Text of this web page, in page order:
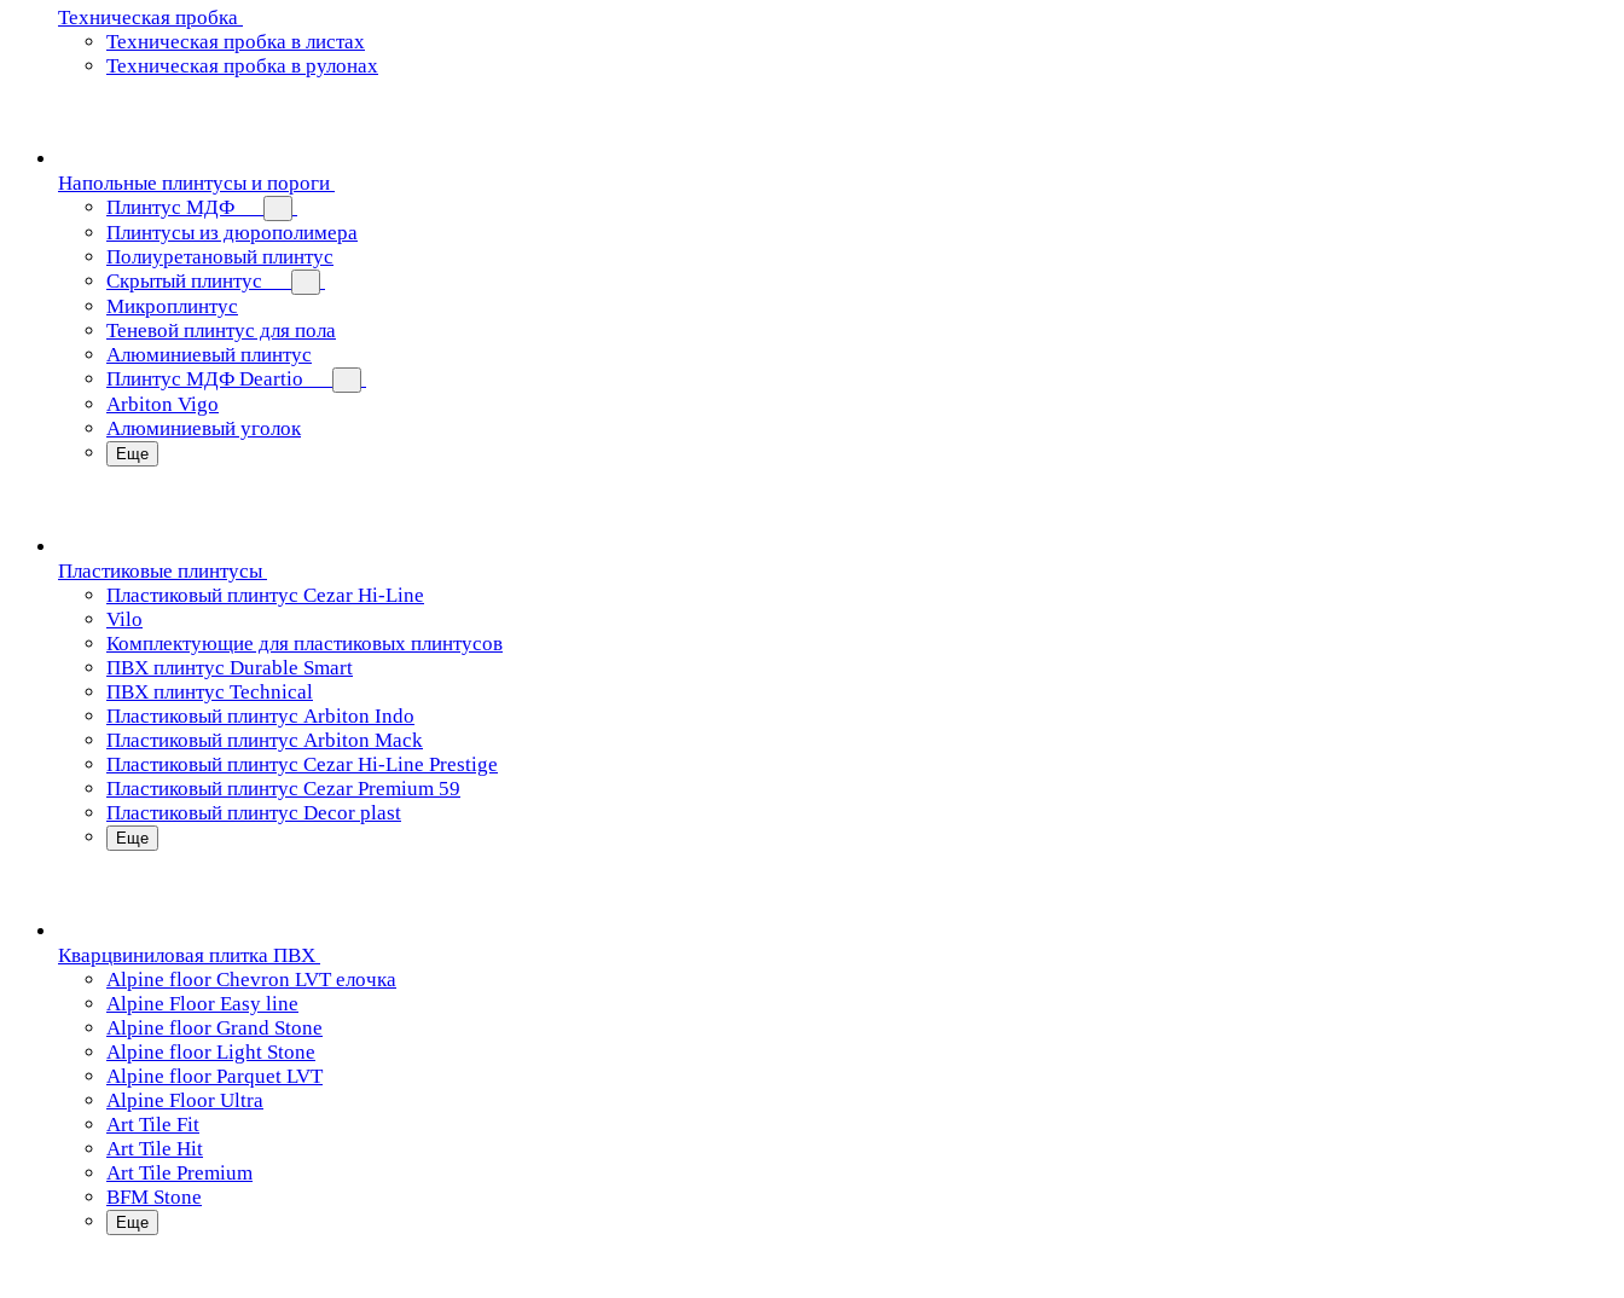
Техническая пробка
Техническая пробка в листах
Техническая пробка в рулонах
Напольные плинтусы и пороги
Плинтус МДФ
Плинтусы из дюрополимера
Полиуретановый плинтус
Скрытый плинтус
Микроплинтус
Теневой плинтус для пола
Алюминиевый плинтус
Плинтус МДФ Deartio
Arbiton Vigo
Алюминиевый уголок
Еще
Пластиковые плинтусы
Пластиковый плинтус Cezar Hi-Line
Vilo
Комплектующие для пластиковых плинтусов
ПВХ плинтус Durable Smart
ПВХ плинтус Technical
Пластиковый плинтус Arbiton Indo
Пластиковый плинтус Arbiton Mack
Пластиковый плинтус Cezar Hi-Line Prestige
Пластиковый плинтус Cezar Premium 59
Пластиковый плинтус Decor plast
Еще
Кварцвиниловая плитка ПВХ
Alpine floor Chevron LVT елочка
Alpine Floor Easy line
Alpine floor Grand Stone
Alpine floor Light Stone
Alpine floor Parquet LVT
Alpine Floor Ultra
Art Tile Fit
Art Tile Hit
Art Tile Premium
BFM Stone
Еще